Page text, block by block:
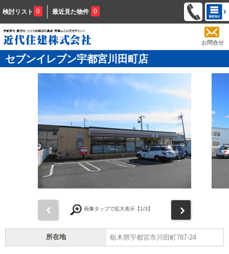
検討リスト 0 最近見た物件 0
お問合せ
セブンイレブン宇都宮川田町店
画像タップで拡大表示【1/3】
所在地 栃木県宇都宮市川田町787-24